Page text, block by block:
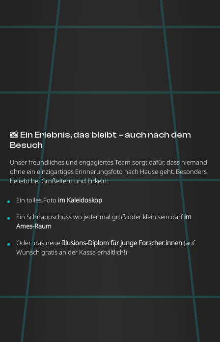
📸 Ein Erlebnis, das bleibt – auch nach dem
Besuch
Unser freundliches und engagiertes Team sorgt dafür, dass niemand
ohne ein einzigartiges Erinnerungsfoto nach Hause geht. Besonders
beliebt bei Großeltern und Enkeln:
Ein tolles Foto im Kaleidoskop
Ein Schnappschuss wo jeder mal groß oder klein sein darfim
Ames-Raum
Oder: das neueIllusions-Diplom für junge Forscher:innen(auf
Wunsch gratis an der Kassa erhältlich!)